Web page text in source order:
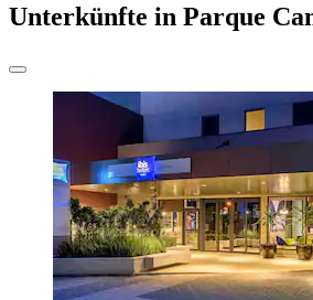
Unterkünfte in Parque